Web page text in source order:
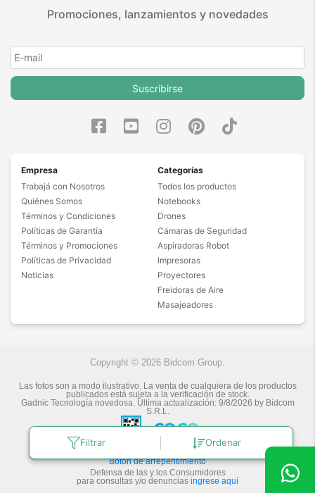
Filtrar Ordenar
Promociones, lanzamientos y novedades
Suscribirse
Empresa
Trabajá con Nosotros
Quiénes Somos
Términos y Condiciones
Políticas de Garantía
Términos y Promociones
Políticas de Privacidad
Noticias
Categorías
Todos los productos
Notebooks
Drones
Cámaras de Seguridad
Aspiradoras Robot
Impresoras
Proyectores
Freidoras de Aire
Masajeadores
Copyright © 2026 Bidcom Group.
Las fotos son a modo ilustrativo. La venta de cualquiera de los productos
publicados está sujeta a la verificación de stock.
Gadnic Tecnología novedosa. Última actualización: 9/8/2026 by Bidcom
S.R.L.
Botón de arrepentimiento
Defensa de las y los Consumidores
para consultas y/o denuncias ingrese aquí